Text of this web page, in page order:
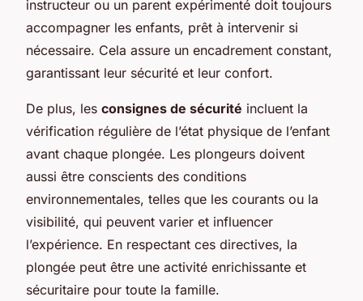
instructeur ou un parent expérimenté doit toujours
accompagner les enfants, prêt à intervenir si
nécessaire. Cela assure un encadrement constant,
garantissant leur sécurité et leur confort.
De plus, les consignes de sécurité incluent la
vérification régulière de l’état physique de l’enfant
avant chaque plongée. Les plongeurs doivent
aussi être conscients des conditions
environnementales, telles que les courants ou la
visibilité, qui peuvent varier et influencer
l’expérience. En respectant ces directives, la
plongée peut être une activité enrichissante et
sécuritaire pour toute la famille.